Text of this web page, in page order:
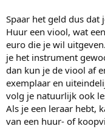
Spaar het geld dus dat
Huur een viool, wat
euro die je wil
je het instrument
dan kun je de viool af
exemplaar en
volg je natuurlijk ook
Als je een leraar hebt,
van een huur- of